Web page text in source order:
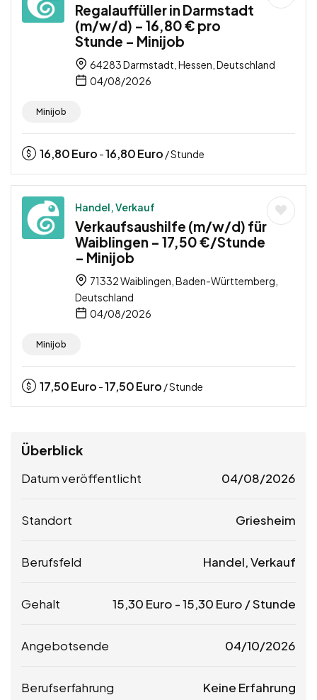
Regalauffüller in Darmstadt
(m/w/d) – 16,80 € pro
Stunde – Minijob
64283 Darmstadt, Hessen, Deutschland
04/08/2026
Minijob
16,80Euro -16,80Euro / Stunde
Handel, Verkauf
Verkaufsaushilfe (m/w/d) für
Waiblingen – 17,50 €/Stunde
– Minijob
71332 Waiblingen, Baden-Württemberg,
Deutschland
04/08/2026
Minijob
17,50Euro -17,50Euro / Stunde
Überblick
Datum veröffentlicht 04/08/2026
Standort Griesheim
Berufsfeld Handel, Verkauf
Gehalt 15,30 Euro -15,30 Euro / Stunde
Angebotsende 04/10/2026
Berufserfahrung Keine Erfahrung